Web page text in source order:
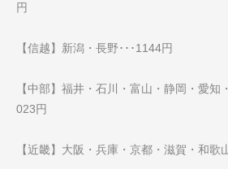
円
【信越】新潟・長野･･･1144円
【中部】福井・石川・富山・静岡・愛知
023円
【近畿】大阪・兵庫・京都・滋賀・和歌